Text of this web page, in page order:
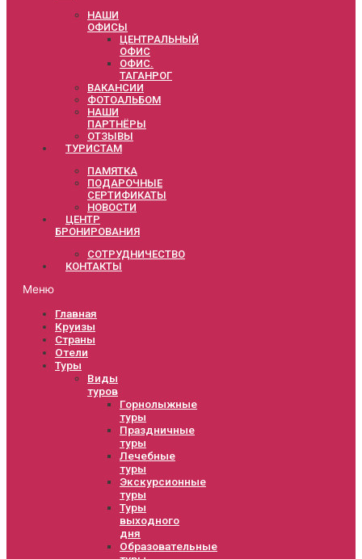
НАШИ
ОФИСЫ
ЦЕНТРАЛЬНЫЙ
ОФИС
ОФИС.
ТАГАНРОГ
ВАКАНСИИ
ФОТОАЛЬБОМ
НАШИ
ПАРТНЁРЫ
ОТЗЫВЫ
ТУРИСТАМ
ПАМЯТКА
ПОДАРОЧНЫЕ
СЕРТИФИКАТЫ
НОВОСТИ
ЦЕНТР
БРОНИРОВАНИЯ
СОТРУДНИЧЕСТВО
КОНТАКТЫ
Меню
Главная
Круизы
Страны
Отели
Туры
Виды
туров
Горнолыжные
туры
Праздничные
туры
Лечебные
туры
Экскурсионные
туры
Туры
выходного
дня
Образовательные